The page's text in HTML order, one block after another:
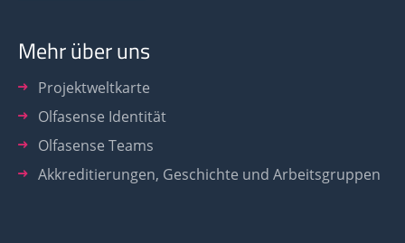
Mehr über uns
Projektweltkarte
Olfasense Identität
Olfasense Teams
Akkreditierungen, Geschichte und Arbeitsgruppen